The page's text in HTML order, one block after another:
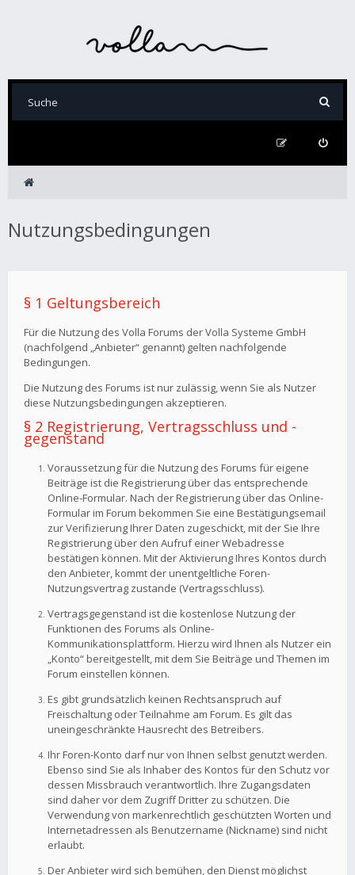
Nutzungsbedingungen
§ 1 Geltungsbereich
Für die Nutzung des Volla Forums der Volla Systeme GmbH
(nachfolgend „Anbieter“ genannt) gelten nachfolgende
Bedingungen.
Die Nutzung des Forums ist nur zulässig, wenn Sie als Nutzer
diese Nutzungsbedingungen akzeptieren.
§ 2 Registrierung, Vertragsschluss und -
gegenstand
Voraussetzung für die Nutzung des Forums für eigene
Beiträge ist die Registrierung über das entsprechende
Online-Formular. Nach der Registrierung über das Online-
Formular im Forum bekommen Sie eine Bestätigungsemail
zur Verifizierung Ihrer Daten zugeschickt, mit der Sie Ihre
Registrierung über den Aufruf einer Webadresse
bestätigen können. Mit der Aktivierung Ihres Kontos durch
den Anbieter, kommt der unentgeltliche Foren-
Nutzungsvertrag zustande (Vertragsschluss).
Vertragsgegenstand ist die kostenlose Nutzung der
Funktionen des Forums als Online-
Kommunikationsplattform. Hierzu wird Ihnen als Nutzer ein
„Konto“ bereitgestellt, mit dem Sie Beiträge und Themen im
Forum einstellen können.
Es gibt grundsätzlich keinen Rechtsanspruch auf
Freischaltung oder Teilnahme am Forum. Es gilt das
uneingeschränkte Hausrecht des Betreibers.
Ihr Foren-Konto darf nur von Ihnen selbst genutzt werden.
Ebenso sind Sie als Inhaber des Kontos für den Schutz vor
dessen Missbrauch verantwortlich. Ihre Zugangsdaten
sind daher vor dem Zugriff Dritter zu schützen. Die
Verwendung von markenrechtlich geschützten Worten und
Internetadressen als Benutzername (Nickname) sind nicht
erlaubt.
Der Anbieter wird sich bemühen, den Dienst möglichst